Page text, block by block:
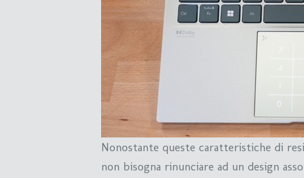
Nonostante queste caratteristiche di
non bisogna rinunciare ad un design